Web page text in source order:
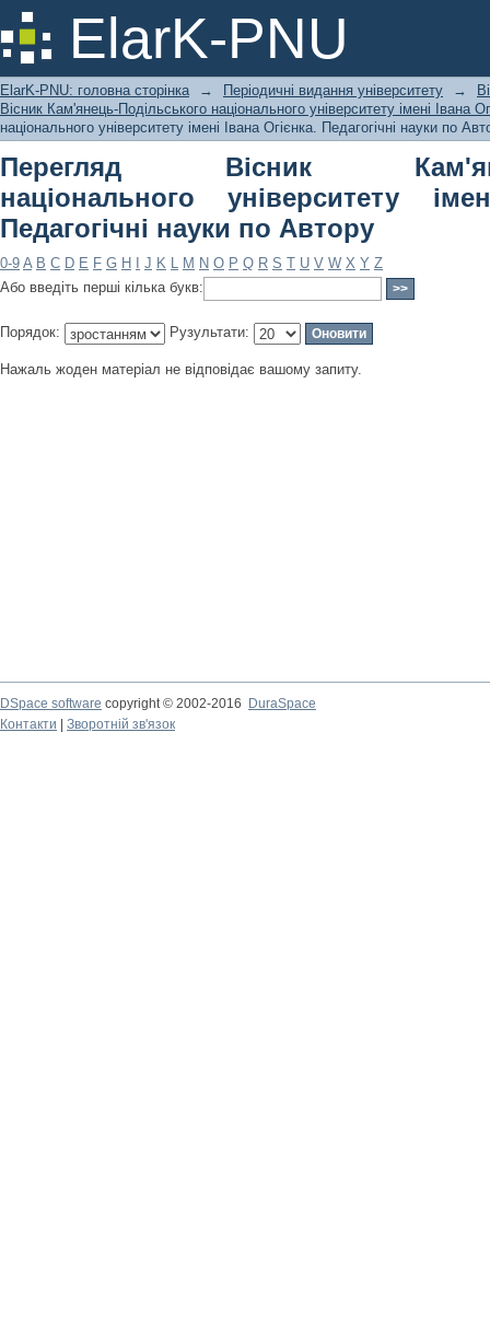
ElarK-PNU
Перегляд Вісник Кам'янець-
Івана Огієнка. Педагогічні науки по
ElarK-PNU: головна сторінка → Періодичні видання університету →
Вісник Кам'янець-Подільського національного університету імені Івана
національного університету імені Івана Огієнка. Педагогічні науки по
Перегляд Вісник
національного університету
Педагогічні науки по Автору
0-9 A B C D E F G H J K L M N O P Q R S T U V W X Y Z
Або введіть перші кілька букв:
Порядок: Рузультати:
Нажаль жоден матеріал не відповідає вашому запиту.
DSpace software copyright © 2002-2016
DuraSpace
Контакти
Зворотній зв'язок